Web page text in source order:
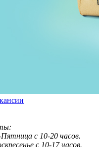
с 10-20 часов.
с 10-17 часов.